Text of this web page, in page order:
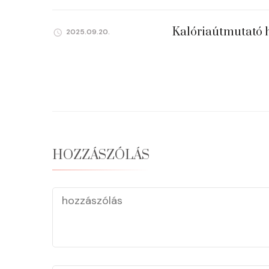
2025.09.20. Kalóriaútmutató
HOZZÁSZÓLÁS